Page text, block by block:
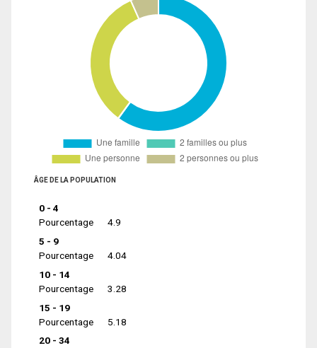
ÂGE DE LA POPULATION
0 - 4
Pourcentage
4.9
5 - 9
Pourcentage
4.04
10 - 14
Pourcentage
3.28
15 - 19
Pourcentage
5.18
20 - 34